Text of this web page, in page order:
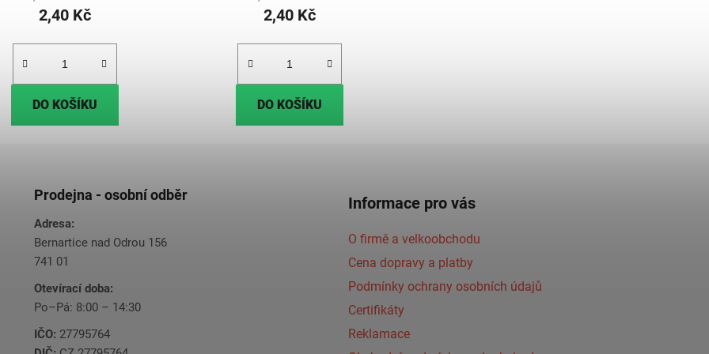
2,40 Kč
DO KOŠÍKU
2,40 Kč
DO KOŠÍKU
Prodejna - osobní odběr
Adresa:
Bernartice nad Odrou 156
741 01
Otevírací doba:
Po–Pá: 8:00 – 14:30
IČO: 27795764
Informace pro vás
O firmě a velkoobchodu
Cena dopravy a platby
Podmínky ochrany osobních údajů
Certifikáty
Reklamace